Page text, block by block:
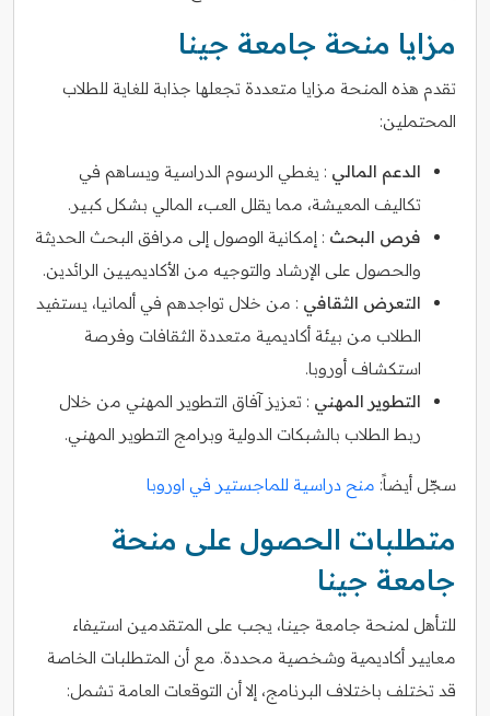
مزايا منحة جامعة جينا
تقدم هذه المنحة مزايا متعددة تجعلها جذابة للغاية للطلاب
المحتملين:
الدعم المالي : يغطي الرسوم الدراسية ويساهم في
تكاليف المعيشة، مما يقلل العبء المالي بشكل كبير.
فرص البحث : إمكانية الوصول إلى مرافق البحث الحديثة
والحصول على الإرشاد والتوجيه من الأكاديميين الرائدين.
التعرض الثقافي : من خلال تواجدهم في ألمانيا، يستفيد
الطلاب من بيئة أكاديمية متعددة الثقافات وفرصة
استكشاف أوروبا.
التطوير المهني : تعزيز آفاق التطوير المهني من خلال
ربط الطلاب بالشبكات الدولية وبرامج التطوير المهني.
سجّل أيضاً: منح دراسية للماجستير في اوروبا
متطلبات الحصول على منحة
جامعة جينا
للتأهل لمنحة جامعة جينا، يجب على المتقدمين استيفاء
معايير أكاديمية وشخصية محددة. مع أن المتطلبات الخاصة
قد تختلف باختلاف البرنامج، إلا أن التوقعات العامة تشمل: